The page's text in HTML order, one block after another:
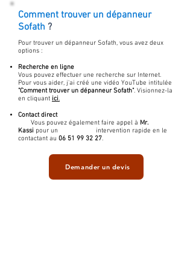
Comment trouver un dépanneur
Sofath ?
Pour trouver un dépanneur Sofath, vous avez deux
options :
Recherche en ligne
Vous pouvez effectuer une recherche sur Internet.
Pour vous aider, j'ai créé une vidéo YouTube intitulée
"Comment trouver un dépanneur Sofath". Visionnez-la
en cliquant ici.
Contact direct
Vous pouvez également faire appel à Mr.
Kassi pour un intervention rapide en le
contactant au 06 51 99 32 27.
Demander un devis